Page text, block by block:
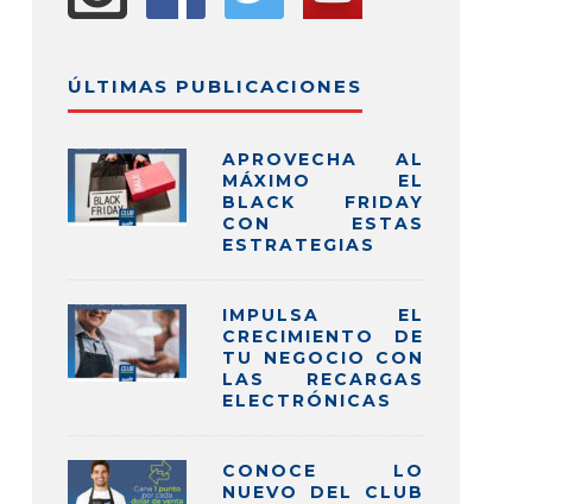
ÚLTIMAS PUBLICACIONES
APROVECHA AL
MÁXIMO EL
BLACK FRIDAY
CON ESTAS
ESTRATEGIAS
IMPULSA EL
CRECIMIENTO DE
TU NEGOCIO CON
LAS RECARGAS
ELECTRÓNICAS
CONOCE LO
NUEVO DEL CLUB